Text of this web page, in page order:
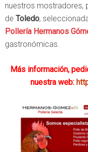
nuestros mostradores,
de Toledo,
Pollería Hermanos
gastronómicas.
Más información,
nuestra web: